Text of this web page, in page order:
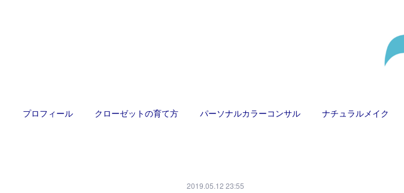
プロフィール クローゼットの育て方 パーソナルカラーコンサル ナチュラルメイク
2019.05.12 23:55